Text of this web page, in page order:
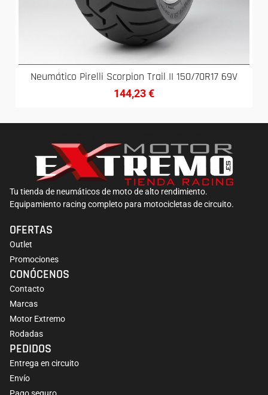
Neumático Pirelli Scorpion Trail II 150/70R17 69V
144,23€
Tu tienda de neumáticos de moto de alto rendimiento.
Equipamiento racing completo para motocicletas de circuito.
OFERTAS
Outlet
Promociones
CONÓCENOS
Contacto
Marcas
Motor Extremo
Rodadas
PEDIDOS
Entrega en circuito
Envío
Pago seguro